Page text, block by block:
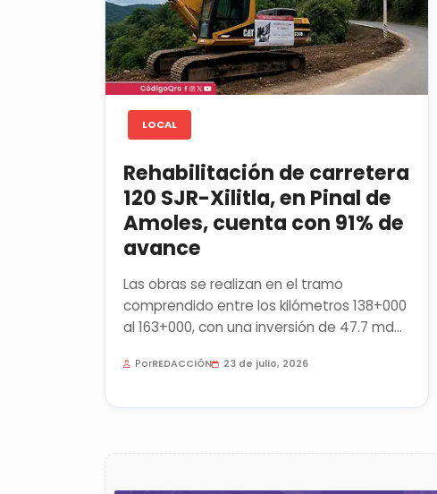
LOCAL
Rehabilitación de carretera
120 SJR-Xilitla, en Pinal de
Amoles, cuenta con 91% de
avance
Las obras se realizan en el tramo
comprendido entre los kilómetros 138+000
al 163+000, con una inversión de 47.7 mdp;
PorREDACCIÓN 23 de julio, 2026